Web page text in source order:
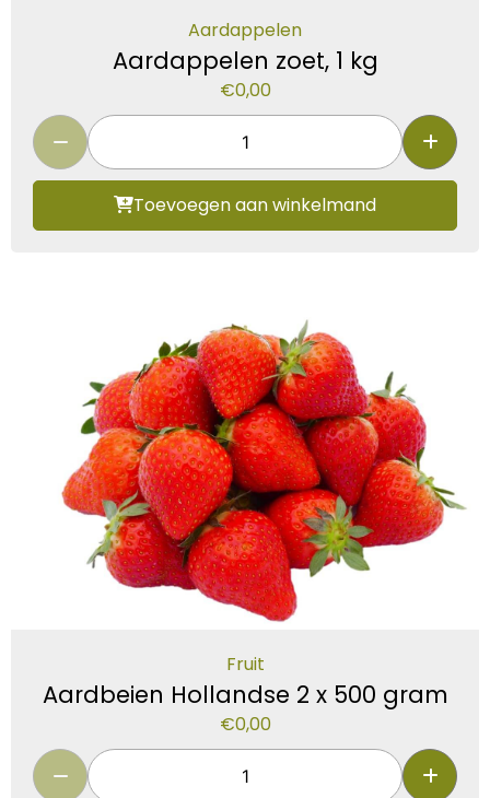
Aardappelen
Aardappelen zoet, 1 kg
€0,00
Toevoegen aan winkelmand
Fruit
Aardbeien Hollandse 2 x 500 gram
€0,00